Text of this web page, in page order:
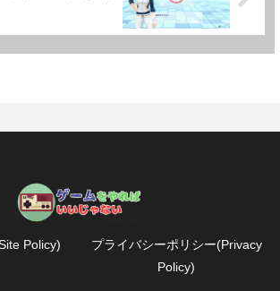
Policy)
プライバシーポリシー(Privacy
Policy)